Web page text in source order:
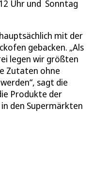
Uhr und Sonntag
mit der
gebacken. „Als
legen wir größten
Zutaten ohne
sagt die
Produkte der
den Supermärkten